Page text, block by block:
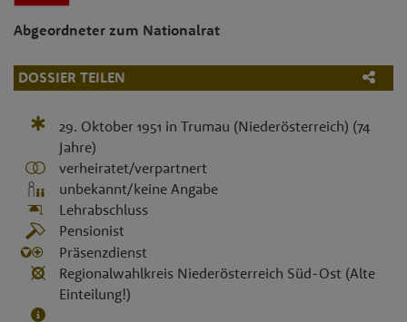
Abgeordneter zum Nationalrat
DOSSIER TEILEN
29. Oktober 1951 in Trumau (Niederösterreich) (74
Jahre)
verheiratet/verpartnert
unbekannt/keine Angabe
Lehrabschluss
Pensionist
Präsenzdienst
Regionalwahlkreis Niederösterreich Süd-Ost (Alte
Einteilung!)